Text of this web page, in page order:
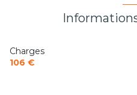
Charges
106 €